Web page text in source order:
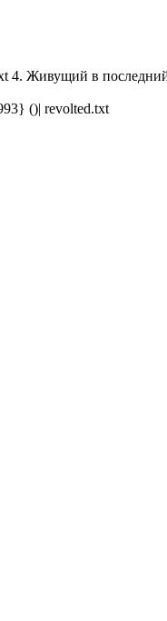
4. Живущий в
()| revolted.txt